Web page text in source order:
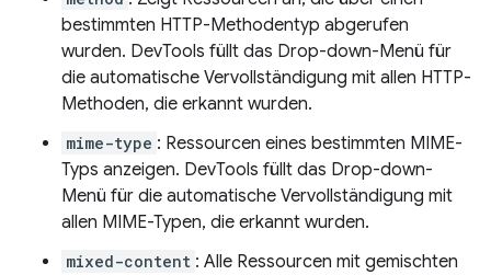
bestimmten HTTP-Methodentyp abgerufen
wurden. DevTools füllt das Drop-down-Menü für
die automatische Vervollständigung mit allen HTTP-
Methoden, die erkannt wurden.
mime-type : Ressourcen eines bestimmten MIME-
Typs anzeigen. DevTools füllt das Drop-down-
Menü für die automatische Vervollständigung mit
allen MIME-Typen, die erkannt wurden.
mixed-content : Alle Ressourcen mit gemischten